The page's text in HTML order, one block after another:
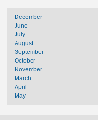
December
June
July
August
September
October
November
March
April
May